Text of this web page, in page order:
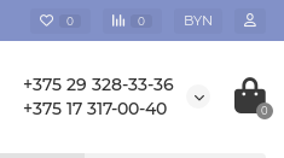
0 0 BYN
+375 29 328-33-36
+375 17 317-00-40
0